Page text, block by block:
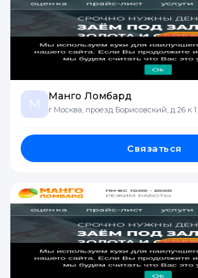
М
Манго Ломбард
г Москва, проезд Борисовский, д 26 к 1
Связаться